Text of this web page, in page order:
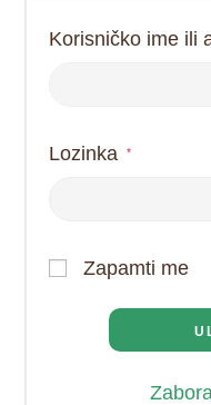
Korisničko ime ili
Lozinka *Obavezno
Zapamti me